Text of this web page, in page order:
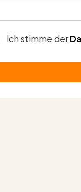
Ich stimme der